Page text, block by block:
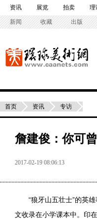
资讯 展览 拍卖 理
新闻 收藏 出版
首页 资讯 专访
詹建俊：你可
2017-02-19 08:06:13
“狼牙山五壮士”的英雄
文收录在小学课本中。印